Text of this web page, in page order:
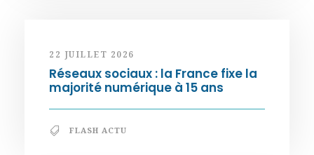
22 JUILLET 2026
Réseaux sociaux : la France fixe la
majorité numérique à 15 ans
FLASH ACTU